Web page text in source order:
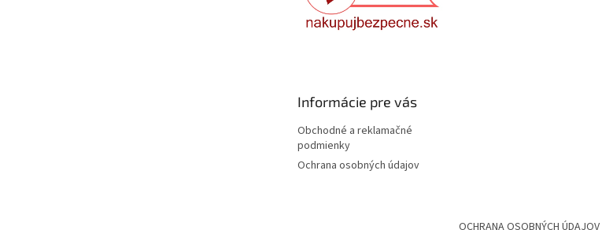
Informácie pre vás
Obchodné a reklamačné
podmienky
Ochrana osobných údajov